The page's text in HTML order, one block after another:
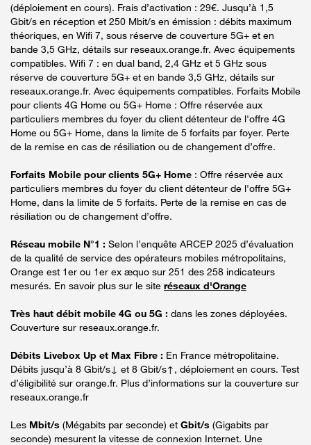
(déploiement en cours). Frais d’activation : 29€. Jusqu’à 1,5
Gbit/s en réception et 250 Mbit/s en émission : débits maximum
théoriques, en Wifi 7, sous réserve de couverture 5G+ et en
bande 3,5 GHz, détails sur reseaux.orange.fr. Avec équipements
compatibles. Wifi 7 : en dual band, 2,4 GHz et 5 GHz sous
réserve de couverture 5G+ et en bande 3,5 GHz, détails sur
reseaux.orange.fr. Avec équipements compatibles. Forfaits Mobile
pour clients 4G Home ou 5G+ Home : Offre réservée aux
particuliers membres du foyer du client détenteur de l'offre 4G
Home ou 5G+ Home, dans la limite de 5 forfaits par foyer. Perte
de la remise en cas de résiliation ou de changement d’offre.
Forfaits Mobile pour clients 5G+ Home : Offre réservée aux
particuliers membres du foyer du client détenteur de l'offre 5G+
Home, dans la limite de 5 forfaits. Perte de la remise en cas de
résiliation ou de changement d’offre.
Réseau mobile N°1 : Selon l’enquête ARCEP 2025 d’évaluation
de la qualité de service des opérateurs mobiles métropolitains,
Orange est 1er ou 1er ex æquo sur 251 des 258 indicateurs
mesurés. En savoir plus sur le site réseaux d'Orange
Très haut débit mobile 4G ou 5G : dans les zones déployées.
Couverture sur reseaux.orange.fr.
Débits Livebox Up et Max Fibre : En France métropolitaine.
Débits jusqu’à 8 Gbit/s↓ et 8 Gbit/s↑, déploiement en cours. Test
d’éligibilité sur orange.fr. Plus d’informations sur la couverture sur
reseaux.orange.fr
Les Mbit/s (Mégabits par seconde) et Gbit/s (Gigabits par
seconde) mesurent la vitesse de connexion Internet. Une